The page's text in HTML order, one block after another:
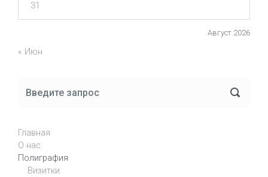
Август 2026
31
« Июн
Главная
О нас
Полиграфия
Визитки